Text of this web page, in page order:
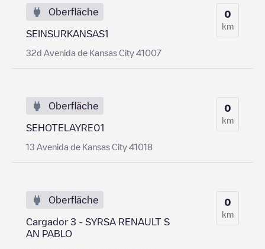
Oberfläche
SEINSURKANSAS1
32d Avenida de Kansas City 41007
0
km
Oberfläche
SEHOTELAYRE01
13 Avenida de Kansas City 41018
0
km
Oberfläche
Cargador 3 - SYRSA RENAULT S
AN PABLO
0
km